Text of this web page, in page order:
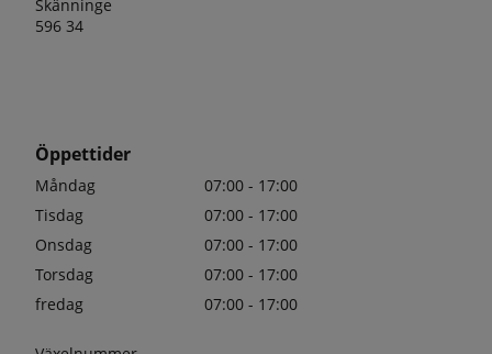
Skänninge
596 34
Öppettider
Måndag
07:00 - 17:00
Tisdag
07:00 - 17:00
Onsdag
07:00 - 17:00
Torsdag
07:00 - 17:00
fredag
07:00 - 17:00